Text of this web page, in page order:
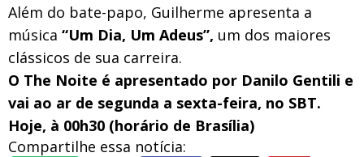
Além do bate-papo, Guilherme apresenta a
música “Um Dia, Um Adeus”, um dos maiores
clássicos de sua carreira.
O The Noite é apresentado por Danilo Gentili e
vai ao ar de segunda a sexta-feira, no SBT.
Hoje, à 00h30 (horário de Brasília)
Compartilhe essa notícia: